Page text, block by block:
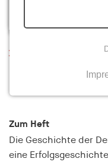
In Sachen
Zum Heft
Die Geschichte der
eine
wie
Bereiche der
kann ohne diese